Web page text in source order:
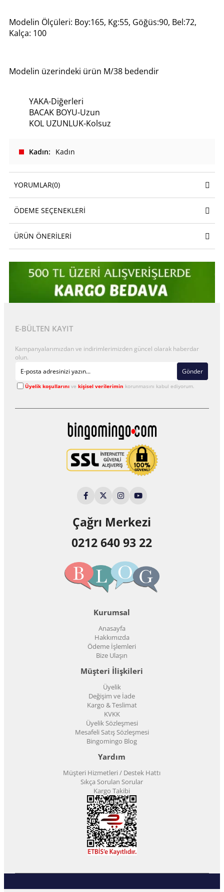
Modelin Ölçüleri: Boy:165, Kg:55, Göğüs:90, Bel:72,
Kalça: 100
Modelin üzerindeki ürün M/38 bedendir
YAKA-Diğerleri
BACAK BOYU-Uzun
KOL UZUNLUK-Kolsuz
Kadın Kadın
YORUMLAR(0)
ÖDEME SEÇENEKLERI
ÜRÜN ÖNERILERI
E-BÜLTEN KAYIT
Kampanyalarımızdan ve indirimlerimizden güncel olarak haberdar
olun.
Gönder
Üyelik koşullarınıve kişisel verilerimin korunmasını kabul ediyorum.
Çağrı Merkezi
0212 640 93 22
Kurumsal
Anasayfa
Hakkımızda
Ödeme İşlemleri
Bize Ulaşın
Müşteri İlişkileri
Üyelik
Değişim ve İade
Kargo & Teslimat
KVKK
Üyelik Sözleşmesi
Mesafeli Satış Sözleşmesi
Bingomingo Blog
Yardım
Müşteri Hizmetleri / Destek Hattı
Sıkça Sorulan Sorular
Kargo Takibi